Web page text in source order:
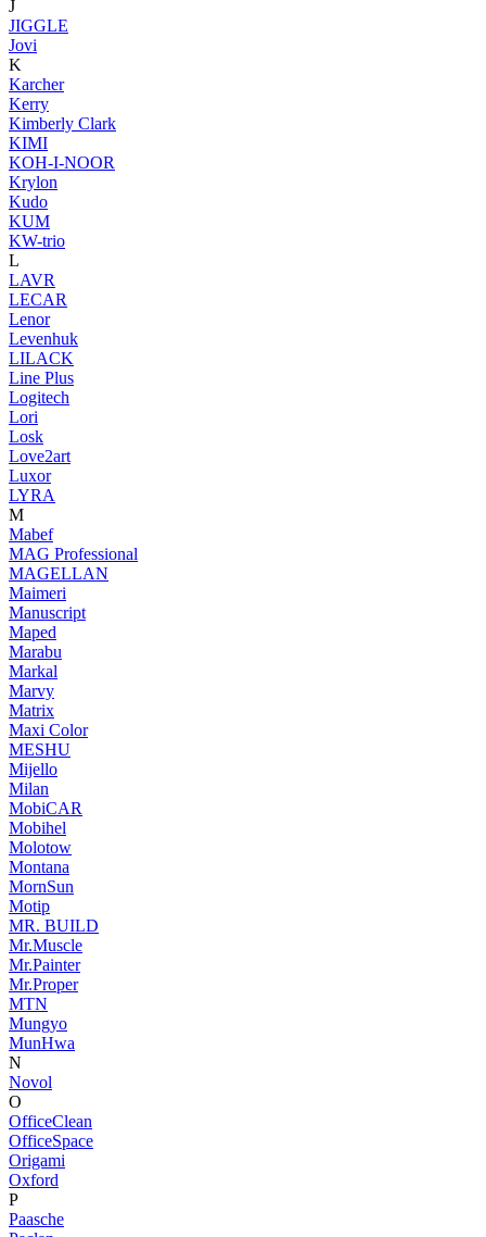
J
JIGGLE
Jovi
K
Karcher
Kerry
Kimberly Clark
KIMI
KOH-I-NOOR
Krylon
Kudo
KUM
KW-trio
L
LAVR
LECAR
Lenor
Levenhuk
LILACK
Line Plus
Logitech
Lori
Losk
Love2art
Luxor
LYRA
M
Mabef
MAG Professional
MAGELLAN
Maimeri
Manuscript
Maped
Marabu
Markal
Marvy
Matrix
Maxi Color
MESHU
Mijello
Milan
MobiCAR
Mobihel
Molotow
Montana
MornSun
Motip
MR. BUILD
Mr.Muscle
Mr.Painter
Mr.Proper
MTN
Mungyo
MunHwa
N
Novol
O
OfficeClean
OfficeSpace
Origami
Oxford
P
Paasche